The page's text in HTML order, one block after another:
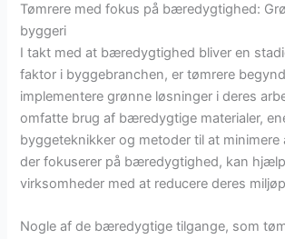
Tømrere med fokus på bæredygtighed:
byggeri
I takt med at bæredygtighed bliver en
faktor i byggebranchen, er tømrere
implementere grønne løsninger i deres
omfatte brug af bæredygtige materialer,
byggeteknikker og metoder til at minimere
der fokuserer på bæredygtighed, kan
virksomheder med at reducere deres
Nogle af de bæredygtige tilgange, som